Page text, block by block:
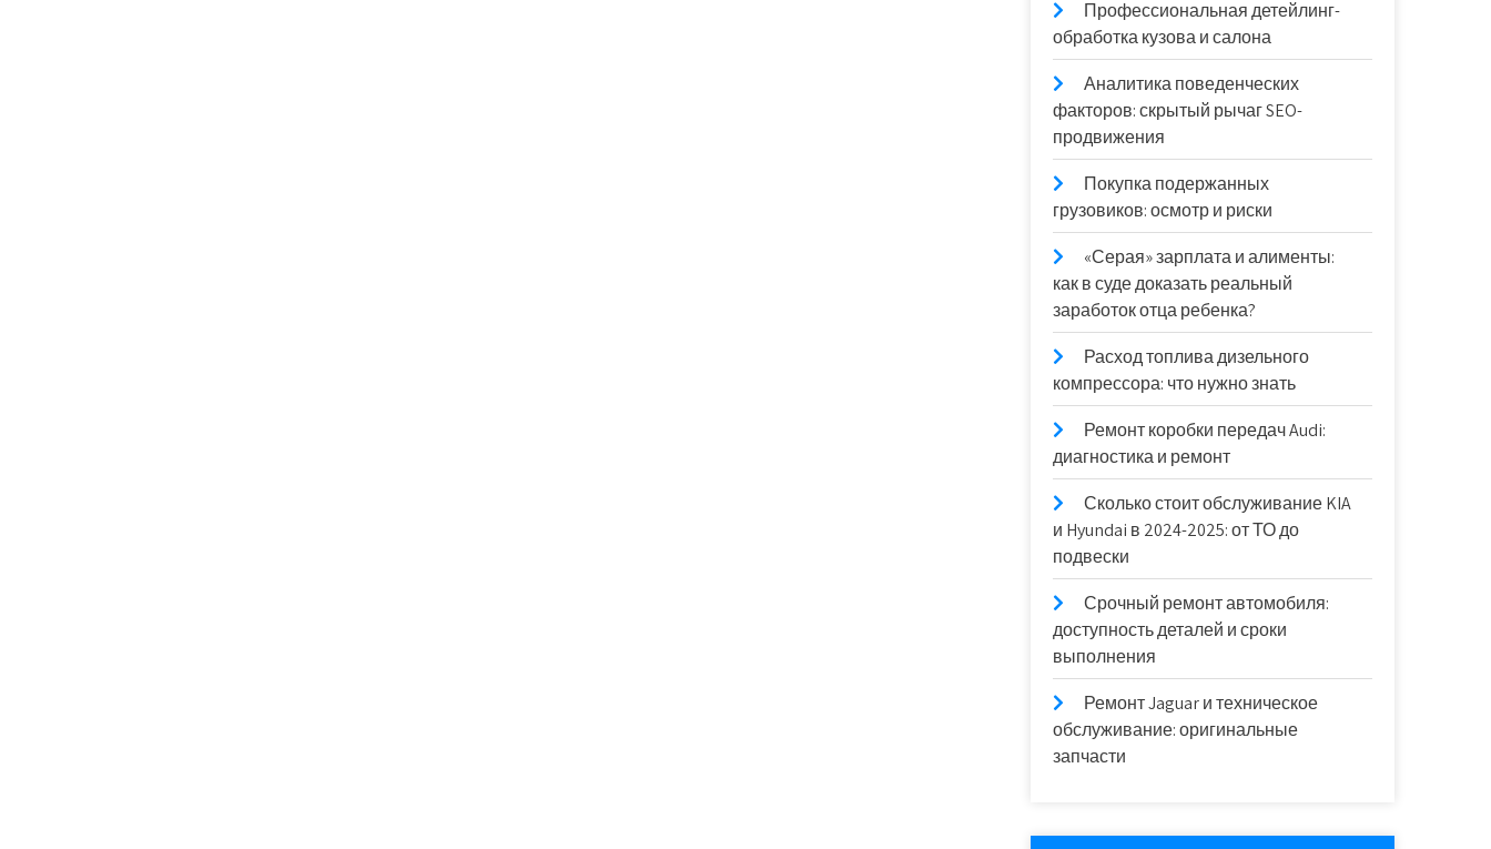
Профессиональная детейлинг-
обработка кузова и салона
Аналитика поведенческих
факторов: скрытый рычаг SEO-
продвижения
Покупка подержанных
грузовиков: осмотр и риски
«Серая» зарплата и алименты:
как в суде доказать реальный
заработок отца ребенка?
Расход топлива дизельного
компрессора: что нужно знать
Ремонт коробки передач Audi:
диагностика и ремонт
Сколько стоит обслуживание KIA
и Hyundai в 2024-2025: от ТО до
подвески
Срочный ремонт автомобиля:
доступность деталей и сроки
выполнения
Ремонт Jaguar и техническое
обслуживание: оригинальные
запчасти